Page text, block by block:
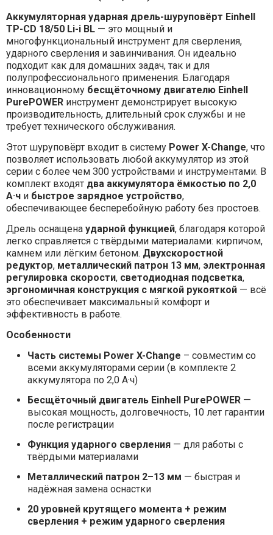
Аккумуляторная ударная дрель-шуруповёрт Einhell
TP-CD 18/50 Li-i BL — это мощный и
многофункциональный инструмент для сверления,
ударного сверления и завинчивания. Он идеально
подходит как для домашних задач, так и для
полупрофессионального применения. Благодаря
инновационному бесщёточному двигателю Einhell
PurePOWERинструмент демонстрирует высокую
производительность, длительный срок службы и не
требует технического обслуживания.
Этот шуруповёрт входит в систему Power X-Change, что
позволяет использовать любой аккумулятор из этой
серии с более чем 300 устройствами и инструментами. В
комплект входят два аккумулятора ёмкостью по 2,0
А·чи быстрое зарядное устройство,
обеспечивающее бесперебойную работу без простоев.
Дрель оснащена ударной функцией, благодаря которой
легко справляется с твёрдыми материалами: кирпичом,
камнем или лёгким бетоном. Двухскоростной
редуктор, металлический патрон 13 мм, электронная
регулировка скорости, светодиодная подсветка,
эргономичная конструкция с мягкой рукояткой— всё
это обеспечивает максимальный комфорт и
эффективность в работе.
Особенности
Часть системы Power X-Change – совместим со
всеми аккумуляторами серии (в комплекте 2
аккумулятора по 2,0 А·ч)
Бесщёточный двигатель Einhell PurePOWER—
высокая мощность, долговечность, 10 лет гарантии
после регистрации
Функция ударного сверления— для работы с
твёрдыми материалами
Металлический патрон 2–13 мм — быстрая и
надёжная замена оснастки
20 уровней крутящего момента + режим
сверления + режим ударного сверления